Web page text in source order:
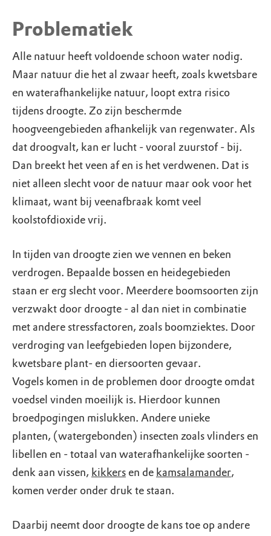
Problematiek
Alle natuur heeft voldoende schoon water nodig.
Maar natuur die het al zwaar heeft, zoals kwetsbare
en waterafhankelijke natuur, loopt extra risico
tijdens droogte. Zo zijn beschermde
hoogveengebieden afhankelijk van regenwater. Als
dat droogvalt, kan er lucht - vooral zuurstof - bij.
Dan breekt het veen af en is het verdwenen. Dat is
niet alleen slecht voor de natuur maar ook voor het
klimaat, want bij veenafbraak komt veel
koolstofdioxide vrij.
In tijden van droogte zien we vennen en beken
verdrogen. Bepaalde bossen en heidegebieden
staan er erg slecht voor. Meerdere boomsoorten zijn
verzwakt door droogte - al dan niet in combinatie
met andere stressfactoren, zoals boomziektes. Door
verdroging van leefgebieden lopen bijzondere,
kwetsbare plant- en diersoorten gevaar.
Vogels komen in de problemen door droogte omdat
voedsel vinden moeilijk is. Hierdoor kunnen
broedpogingen mislukken. Andere unieke
planten, (watergebonden) insecten zoals vlinders en
libellen en - totaal van waterafhankelijke soorten -
denk aan vissen, kikkers en de kamsalamander,
komen verder onder druk te staan.
Daarbij neemt door droogte de kans toe op andere